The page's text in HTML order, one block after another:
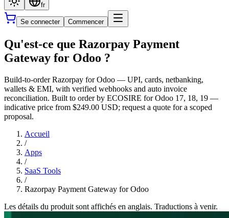
fr
Se connecter Commencer
Qu'est-ce que Razorpay Payment
Gateway for Odoo ?
Build-to-order Razorpay for Odoo — UPI, cards, netbanking,
wallets & EMI, with verified webhooks and auto invoice
reconciliation. Built to order by ECOSIRE for Odoo 17, 18, 19 —
indicative price from $249.00 USD; request a quote for a scoped
proposal.
Accueil
/
Apps
/
SaaS Tools
/
Razorpay Payment Gateway for Odoo
Les détails du produit sont affichés en anglais. Traductions à venir.